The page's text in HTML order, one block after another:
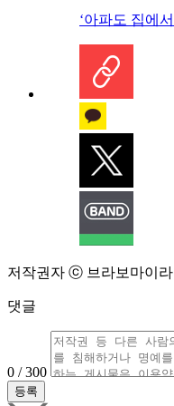
‘아파도 집에
저작권자 ⓒ 브라보마이라
댓글
0 / 300